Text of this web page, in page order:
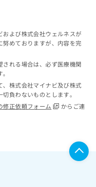
よび株式会社ウェルネスが
めておりますが、内容を完
れる場合は、必ず医療機関
株式会社マイナビ及び株式
負わないものとします。
修正依頼フォーム
からご連